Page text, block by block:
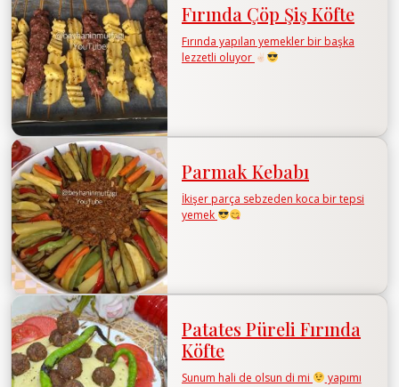
Fırında Çöp Şiş Köfte
Fırında yapılan yemekler bir başka
lezzetli oluyor
Parmak Kebabı
İkişer parça sebzeden koca bir tepsi
yemek
Patates Püreli Fırında
Köfte
Sunum hali de olsun di mi
yapımı